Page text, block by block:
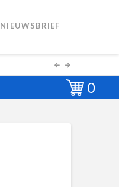
NIEUWSBRIEF
0